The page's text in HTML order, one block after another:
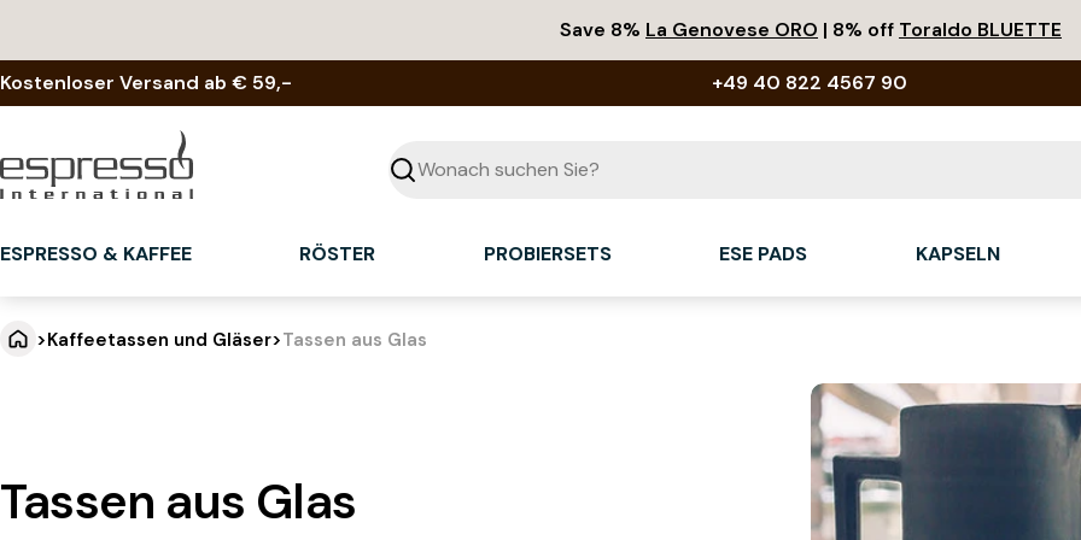
springen
Save 8% La Genovese ORO | 8% off Toraldo BLUETTE
Kostenloser Versand ab € 59,- +49 40 822 4567 90
Suchen
ESPRESSO & KAFFEE RÖSTER PROBIERSETS ESE PADS KAPSELN
>Kaffeetassen und Gläser>Tassen aus Glas
Tassen aus Glas